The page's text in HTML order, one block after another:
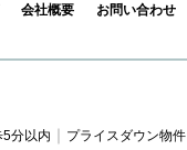
会社概要 お問い合わせ
5分以内 プライスダウン物件